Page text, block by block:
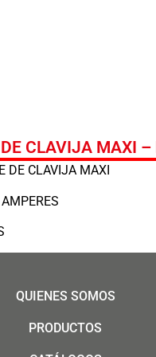
CLAVIJA MAXI
DE CLAVIJA MAXI
QUIENES SOMOS
PRODUCTOS